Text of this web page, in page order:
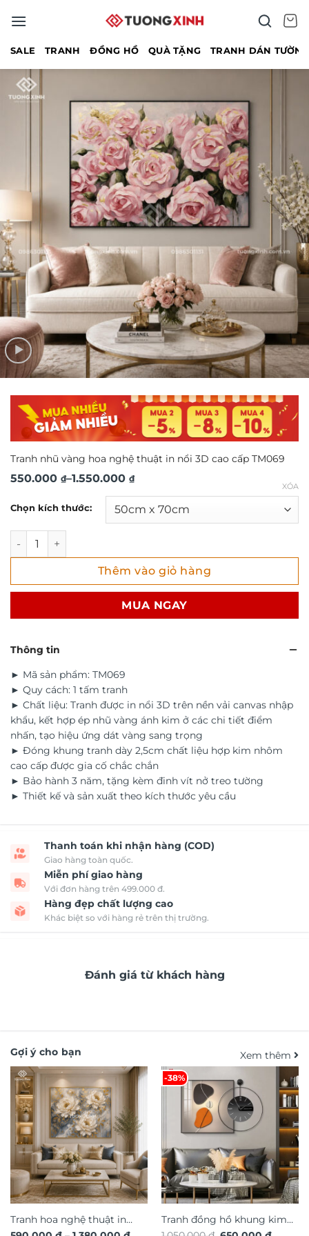
qua
SALE TRANH ĐỒNG HỒ QUÀ TẶNG TRANH DÁN
Tranh nhũ vàng hoa nghệ thuật in nổi 3D cao cấp TM069
550.000 ₫–1.550.000 ₫
Khoảng
550.000 ₫
đến
1.550.000 ₫
Chọn kích thước:
XÓA
Tranh nhũ vàng hoa nghệ thuật in nổi 3D cao cấp TM069
Thêm vào giỏ hàng
MUA NGAY
Thông tin
► Mã sản phẩm: TM069
► Quy cách: 1 tấm tranh
► Chất liệu: Tranh được in nổi 3D trên nền vải canvas nhập
khẩu, kết hợp ép nhũ vàng ánh kim ở các chi tiết điểm
nhấn, tạo hiệu ứng dát vàng sang trọng
► Đóng khung tranh dày 2,5cm chất liệu hợp kim nhôm
cao cấp được gia cố chắc chắn
► Bảo hành 3 năm, tặng kèm đinh vít nở treo tường
► Thiết kế và sản xuất theo kích thước yêu cầu
Thanh toán khi nhận hàng (COD)
Giao hàng toàn quốc.
Miễn phí giao hàng
Với đơn hàng trên 499.000 đ.
Hàng đẹp chất lượng cao
Khác biệt so với hàng rẻ trên thị trường.
Đánh giá từ khách hàng
Gợi ý cho bạn Xem thêm
Tranh hoa nghệ thuật in
-38%
Tranh đồng hồ khung kim